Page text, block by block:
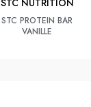
STC NUTRITION
STC PROTEIN BAR
VANILLE